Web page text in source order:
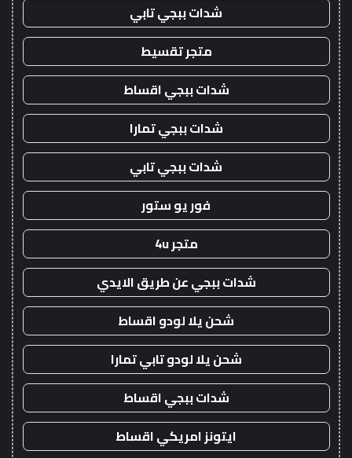
شدات ببجي تابي
متجر تقسيط
شدات ببجي اقساط
شدات ببجي تمارا
شدات ببجي تابي
فور يو ستور
متجر 4u
شدات ببجي عن طريق الايدي
شحن يلا لودو اقساط
شحن يلا لودو تابي تمارا
شدات ببجي اقساط
ايتونز امريكي اقساط